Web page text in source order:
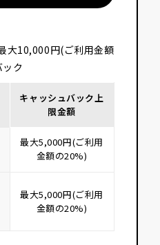
10,000円(ご利用金額
ク
キャッシュバック上
限金額
最大5,000円(ご利用
金額の20%)
最大5,000円(ご利用
金額の20%)